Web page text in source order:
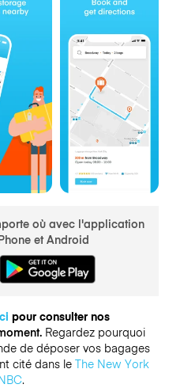
où avec l'application
et Android
pour consulter nos
Regardez pourquoi
de déposer vos bagages
cité dans le The New York
.